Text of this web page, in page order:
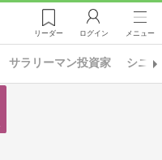
リーダー ログイン メニュー
サラリーマン投資家 シニ